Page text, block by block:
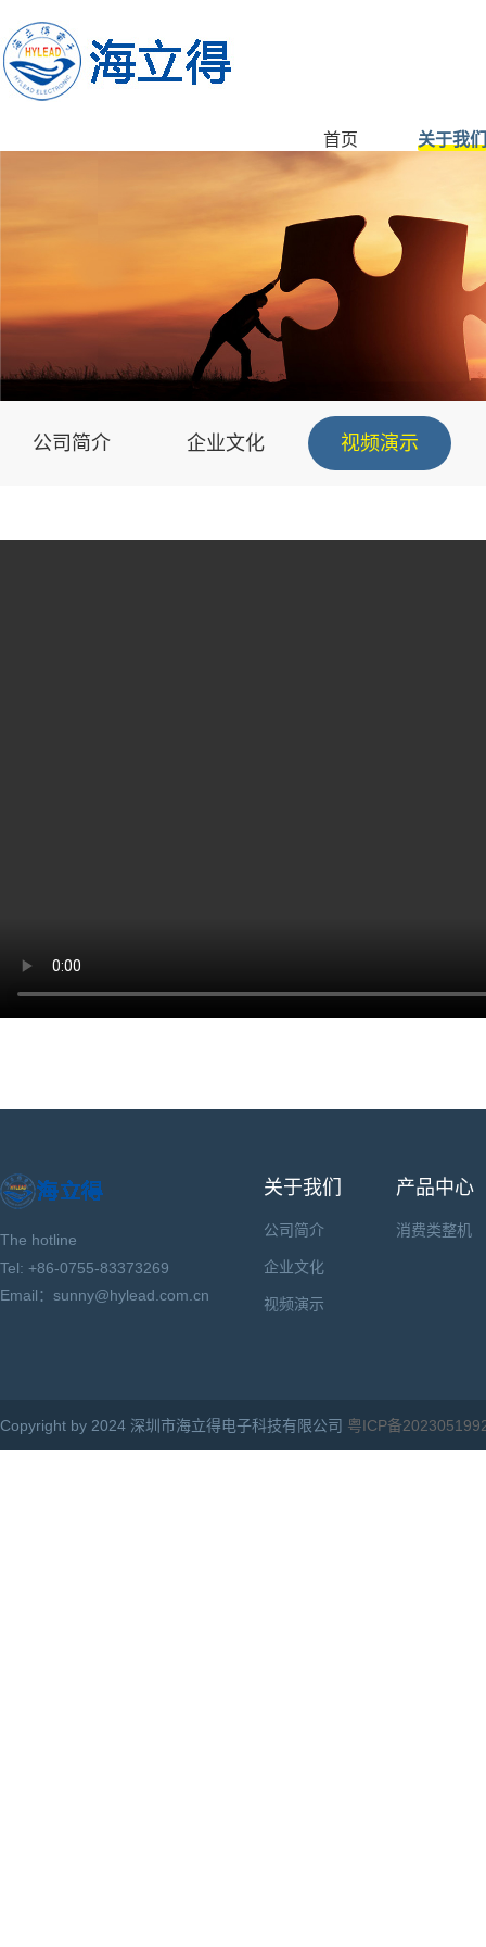
首页 关于我们
公司简介 企业文化 视频演示
The hotline
Tel: +86-0755-83373269
Email：sunny@hylead.com.cn
关于我们
公司简介
企业文化
视频演示
产品中心
消费类整机
Copyright by 2024 深圳市海立得电子科技有限公司 粤ICP备